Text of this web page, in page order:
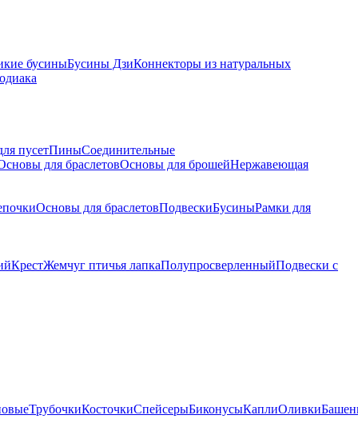
бусиныБусины ДзиКоннекторы из натуральных
пусетПиныСоединительные
для браслетовОсновы для брошейНержавеющая
Основы для браслетовПодвескиБусиныРамки для
КрестЖемчуг птичья лапкаПолупросверленныйПодвески с
ТрубочкиКосточкиСпейсерыБиконусыКаплиОливки